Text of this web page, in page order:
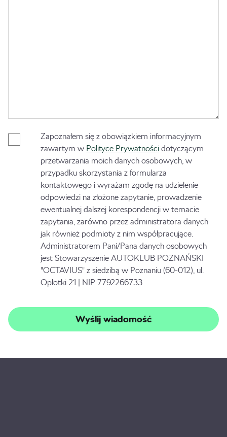
Zapoznałem się z obowiązkiem informacyjnym
zawartym w Polityce Prywatności dotyczącym
przetwarzania moich danych osobowych, w
przypadku skorzystania z formularza
kontaktowego i wyrażam zgodę na udzielenie
odpowiedzi na złożone zapytanie, prowadzenie
ewentualnej dalszej korespondencji w temacie
zapytania, zarówno przez administratora danych
jak również podmioty z nim współpracujące.
Administratorem Pani/Pana danych osobowych
jest Stowarzyszenie AUTOKLUB POZNAŃSKI
"OCTAVIUS" z siedzibą w Poznaniu (60-012), ul.
Opłotki 21 | NIP 7792266733